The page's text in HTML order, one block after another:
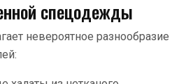
спецодежды
невероятное разнообразие